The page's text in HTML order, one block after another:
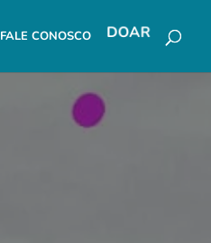
FALE CONOSCO DOAR